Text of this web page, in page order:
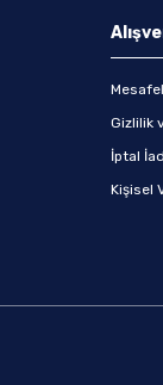
Gizlilik
İptal
Kişisel